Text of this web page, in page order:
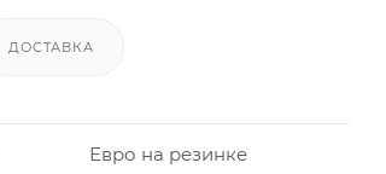
ДОСТАВКА
Евро на резинке